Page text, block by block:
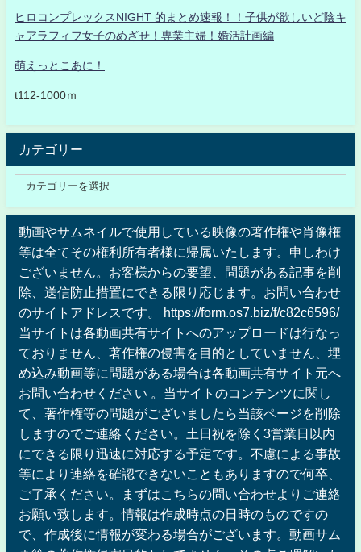
ヒロコンプレックスNIGHT 的まとめ速報！！子供が欲しいど陰キ
ャアラフィフ女子のめざせ！専業主婦！婚活計画編
萌えっとこあに！
t112-1000ｍ
カテゴリー
動画やサムネイルで使用している映像の著作権や肖像権
等は全てその権利所有者様に帰属いたします。申しわけ
ございません。お客様からの要望、問題がある記事を削
除、送信防止措置にできる限り応じます。お問い合わせ
のサイトアドレスです。 https://form.os7.biz/f/c82c6596/
当サイトは各動画共有サイトへのアップロードは行なっ
ておりません、著作権の侵害を目的としていません、埋
め込み動画等に問題がある場合は各動画共有サイト元へ
お問い合わせください 。当サイトのコンテンツに関し
て、著作権等の問題がございましたら当該ページを削除
しますのでご連絡ください。土日祝を除く3営業日以内
にできる限り迅速に対応する予定です。不慮による事故
等により連絡を確認できないこともありますので何卒、
ご了承ください。まずはこちらの問い合わせよりご連絡
お願い致します。情報は作成時点の日時のものですの
で、作成後に情報が変わる場合がございます。動画サム